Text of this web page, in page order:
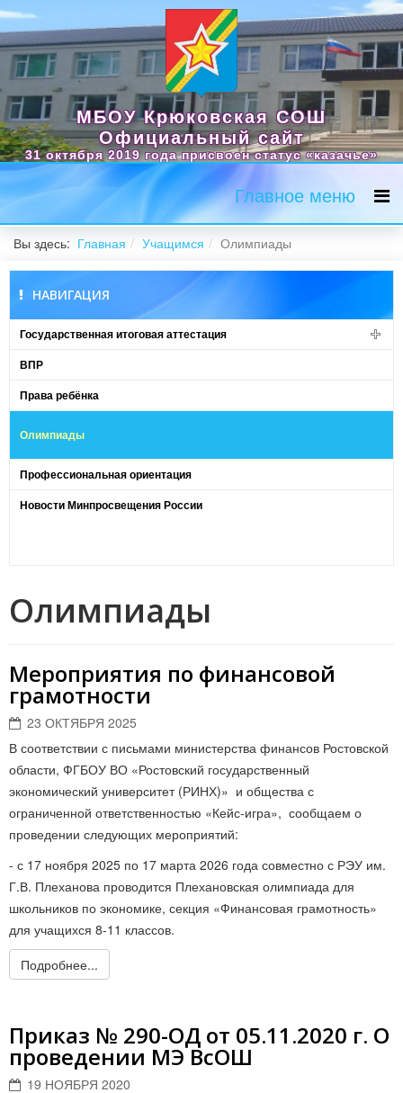
МБОУ Крюковская СОШ
Официальный сайт
31 октября 2019 года присвоен статус «казачье»
Главное меню
Вы здесь: Главная Учащимся Олимпиады
НАВИГАЦИЯ
Государственная итоговая аттестация
ВПР
Права ребёнка
Олимпиады
Профессиональная ориентация
Новости Минпросвещения России
Олимпиады
Мероприятия по финансовой
грамотности
23 ОКТЯБРЯ 2025
В соответствии с письмами министерства финансов Ростовской
области, ФГБОУ ВО «Ростовский государственный
экономический университет (РИНХ)» и общества с
ограниченной ответственностью «Кейс-игра», сообщаем о
проведении следующих мероприятий:
- с 17 ноября 2025 по 17 марта 2026 года совместно с РЭУ им.
Г.В. Плеханова проводится Плехановская олимпиада для
школьников по экономике, секция «Финансовая грамотность»
для учащихся 8-11 классов.
Подробнее...
Приказ № 290-ОД от 05.11.2020 г. О
проведении МЭ ВсОШ
19 НОЯБРЯ 2020